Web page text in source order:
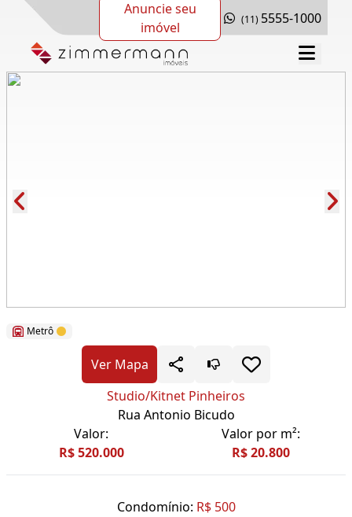
Anuncie seu
imóvel
(11) 5555-1000
Metrô
Ver Mapa
Studio/Kitnet Pinheiros
Rua Antonio Bicudo
Valor:
R$ 520.000
Valor por m²:
R$ 20.800
Condomínio: R$ 500